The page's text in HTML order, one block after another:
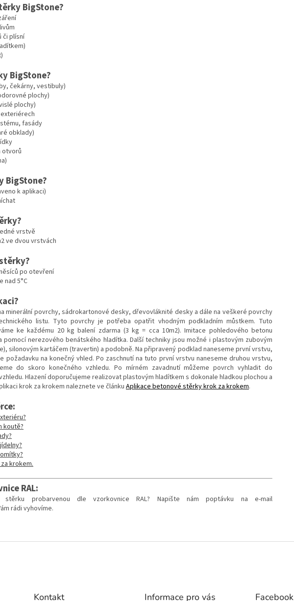
BigStone?
či plísní
BigStone?
čekárny, vestibuly)
plochy)
plochy)
fasády
obklady)
otvorů
BigStone?
k aplikaci)
vrstvě
ve dvou vrstvách
po otevření
nad 5°C
minerální povrchy, sádrokartonové desky, dřevovláknité desky a dále na veškeré povrchy
listu. Tyto povrchy je potřeba opatřit vhodným podkladním můstkem. Tuto
ke každému 20 kg balení zdarma (3 kg = cca 10m2). Imitace pohledového betonu
pomocí nerezového benátského hladítka. Další techniky jsou možné i plastovým zubovým
silonovým kartáčem (travertin) a podobně. Na připravený podklad naneseme první vrstvu,
požadavku na konečný vhled. Po zaschnutí na tuto první vrstvu naneseme druhou vrstvu,
do skoro konečného vzhledu. Po mírném zavadnutí můžeme povrch vyhladit do
Hlazení doporučujeme realizovat plastovým hladítkem s dokonale hladkou plochou a
krok za krokem naleznete ve článku Aplikace betonové stěrky krok za krokem.
koutě?
krokem.
RAL:
probarvenou dle vzorkovnice RAL? Napište nám poptávku na e-mail
rádi vyhovíme.
Kontakt Informace pro vás Facebook